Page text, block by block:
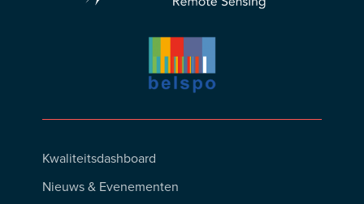
Footer
Menu
Kwaliteitsdashboard
Nieuws & Evenementen